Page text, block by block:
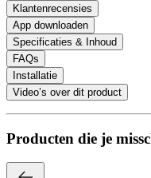
Klantenrecensies
App downloaden
Specificaties & Inhoud
FAQs
Installatie
Video’s over dit product
Producten die je